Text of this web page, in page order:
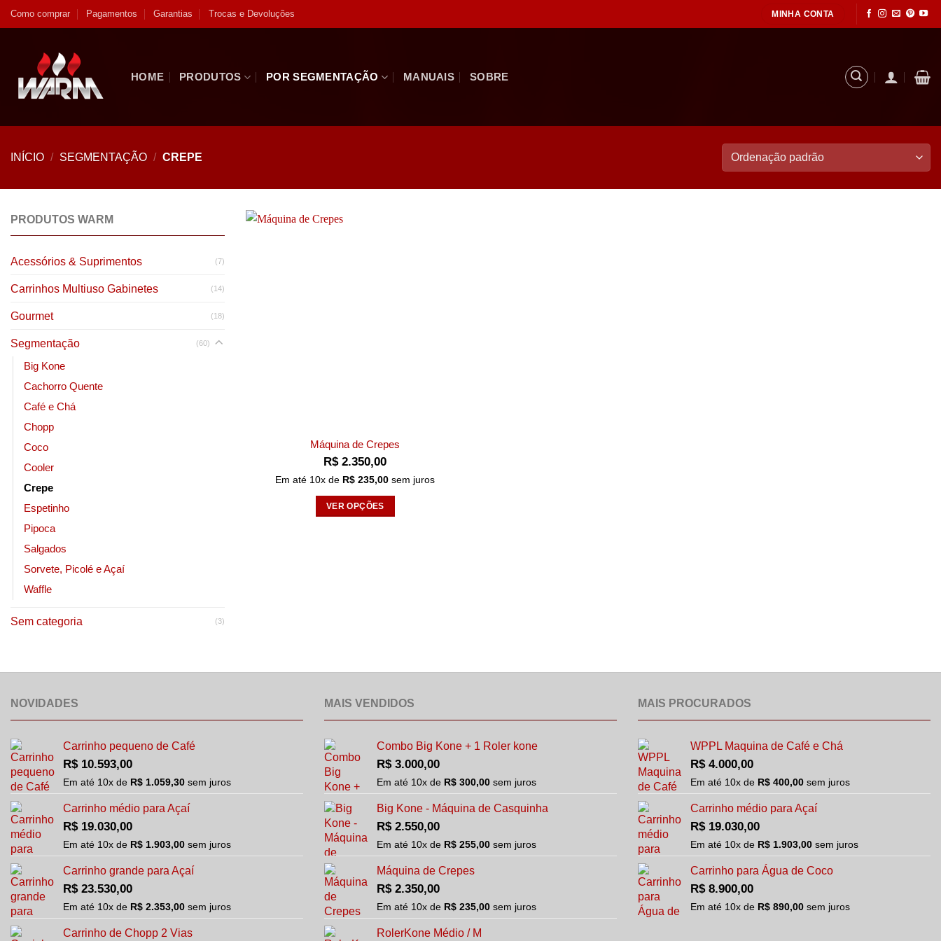
Skip
to
Como comprar Pagamentos Garantias Trocas e Devoluções MINHA CONTA
HOME PRODUTOS POR SEGMENTAÇÃO MANUAIS SOBRE
INÍCIO / SEGMENTAÇÃO / CREPE
PRODUTOS WARM
Acessórios & Suprimentos (7)
Carrinhos Multiuso Gabinetes (14)
Gourmet (18)
Segmentação (60)
Big Kone
Cachorro Quente
Café e Chá
Chopp
Coco
Cooler
Crepe
Espetinho
Pipoca
Salgados
Sorvete, Picolé e Açaí
Waffle
Sem categoria (3)
Máquina de Crepes
R$2.350,00
Em até 10x de R$ 235,00 sem juros
VER OPÇÕES
página
NOVIDADES
Carrinho pequeno de Café
R$10.593,00
Em até 10x de R$ 1.059,30 sem juros
Carrinho médio para Açaí
R$19.030,00
Em até 10x de R$ 1.903,00 sem juros
Carrinho grande para Açaí
R$23.530,00
Em até 10x de R$ 2.353,00 sem juros
Carrinho de Chopp 2 Vias
MAIS VENDIDOS
Combo Big Kone + 1 Roler kone
R$3.000,00
Em até 10x de R$ 300,00 sem juros
Big Kone - Máquina de Casquinha
R$2.550,00
Em até 10x de R$ 255,00 sem juros
Máquina de Crepes
R$2.350,00
Em até 10x de R$ 235,00 sem juros
RolerKone Médio / M
MAIS PROCURADOS
WPPL Maquina de Café e Chá
R$4.000,00
Em até 10x de R$ 400,00 sem juros
Carrinho médio para Açaí
R$19.030,00
Em até 10x de R$ 1.903,00 sem juros
Carrinho para Água de Coco
R$8.900,00
Em até 10x de R$ 890,00 sem juros